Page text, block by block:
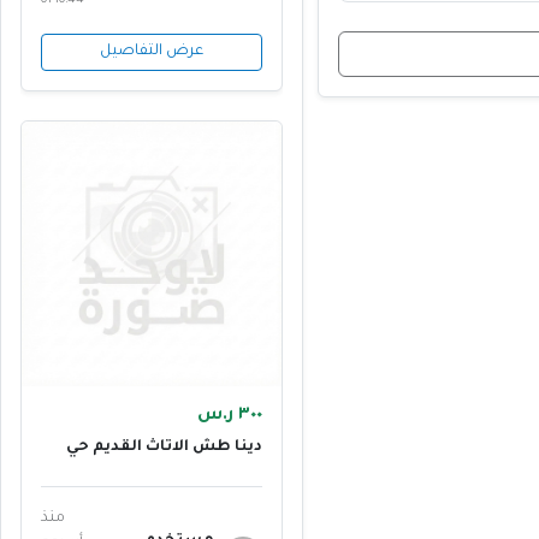
عرض التفاصيل
٣٠٠ ر.س
دينا طش الاثاث القديم حي
0555613414
منذ